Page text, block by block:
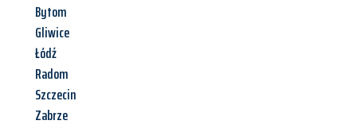
Bytom
Gliwice
Łódź
Radom
Szczecin
Zabrze